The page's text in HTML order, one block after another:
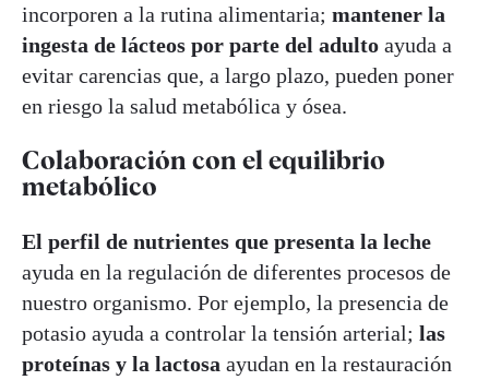
incorporen a la rutina alimentaria; mantener la
ingesta de lácteos por parte del adulto ayuda a
evitar carencias que, a largo plazo, pueden poner
en riesgo la salud metabólica y ósea.
Colaboración con el equilibrio
metabólico
El perfil de nutrientes que presenta la leche
ayuda en la regulación de diferentes procesos de
nuestro organismo. Por ejemplo, la presencia de
potasio ayuda a controlar la tensión arterial; las
proteínas y la lactosa ayudan en la restauración